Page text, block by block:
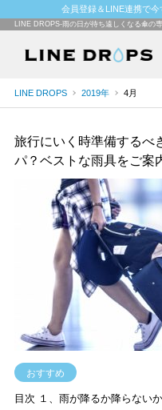
会員登録＆LINE連携で
LINE DROPS-雨の日が待ち遠しくなる傘の
LINE DROPS 2019年 4月
旅行にいく時準備するべ
パ？ベストな雨具をご案
おすすめ
目次 １、雨が降るか降らない